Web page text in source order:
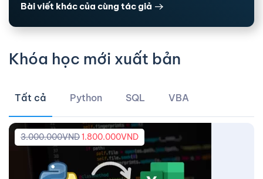
Bài viết khác của cùng tác giả
Khóa học mới xuất bản
Tất cả Python SQL VBA
3.000.000VND1.800.000VND